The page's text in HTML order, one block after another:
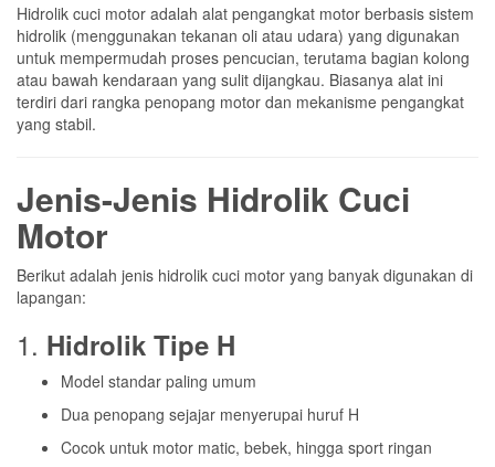
Hidrolik cuci motor adalah alat pengangkat motor berbasis sistem
hidrolik (menggunakan tekanan oli atau udara) yang digunakan
untuk mempermudah proses pencucian, terutama bagian kolong
atau bawah kendaraan yang sulit dijangkau. Biasanya alat ini
terdiri dari rangka penopang motor dan mekanisme pengangkat
yang stabil.
Jenis-Jenis Hidrolik Cuci
Motor
Berikut adalah jenis hidrolik cuci motor yang banyak digunakan di
lapangan:
1. Hidrolik Tipe H
Model standar paling umum
Dua penopang sejajar menyerupai huruf H
Cocok untuk motor matic, bebek, hingga sport ringan